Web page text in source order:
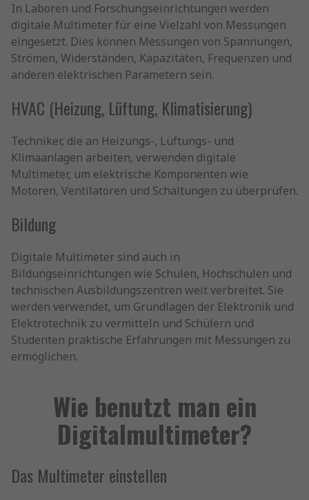
In Laboren und Forschungseinrichtungen werden
digitale Multimeter für eine Vielzahl von Messungen
eingesetzt. Dies können Messungen von Spannungen,
Strömen, Widerständen, Kapazitäten, Frequenzen und
anderen elektrischen Parametern sein.
HVAC (Heizung, Lüftung, Klimatisierung)
Techniker, die an Heizungs-, Lüftungs- und
Klimaanlagen arbeiten, verwenden digitale
Multimeter, um elektrische Komponenten wie
Motoren, Ventilatoren und Schaltungen zu überprüfen.
Bildung
Digitale Multimeter sind auch in
Bildungseinrichtungen wie Schulen, Hochschulen und
technischen Ausbildungszentren weit verbreitet. Sie
werden verwendet, um Grundlagen der Elektronik und
Elektrotechnik zu vermitteln und Schülern und
Studenten praktische Erfahrungen mit Messungen zu
ermöglichen.
Wie benutzt man ein
Digitalmultimeter?
Das Multimeter einstellen